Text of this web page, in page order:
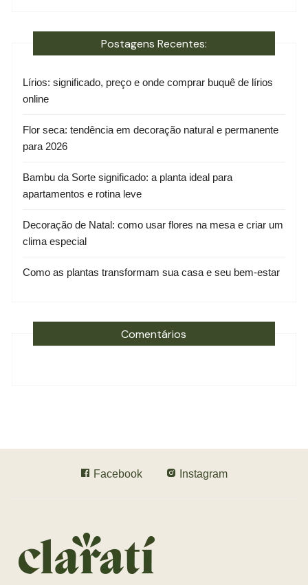
Postagens Recentes:
Lírios: significado, preço e onde comprar buquê de lírios
online
Flor seca: tendência em decoração natural e permanente
para 2026
Bambu da Sorte significado: a planta ideal para
apartamentos e rotina leve
Decoração de Natal: como usar flores na mesa e criar um
clima especial
Como as plantas transformam sua casa e seu bem-estar
Comentários
Facebook Instagram